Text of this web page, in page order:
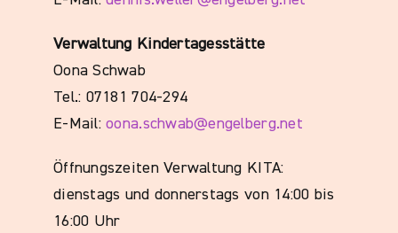
Verwaltung Kindertagesstätte
Oona Schwab
Tel.: 07181 704-294
E-Mail:oona.schwab@engelberg.net
Öffnungszeiten Verwaltung KITA:
dienstags und donnerstags von 14:00 bis
16:00 Uhr